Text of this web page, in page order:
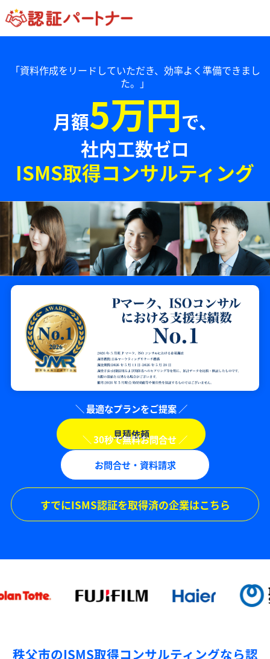
「資料作成をリードしていただき、効率よく準備できまし
た。」
月額5万円で、
社内工数ゼロ
ISMS取得コンサルティング
見積依頼
お問合せ・資料請求
すでにISMS認証を取得済の企業はこちら
秩父市のISMS取得コンサルティングなら認